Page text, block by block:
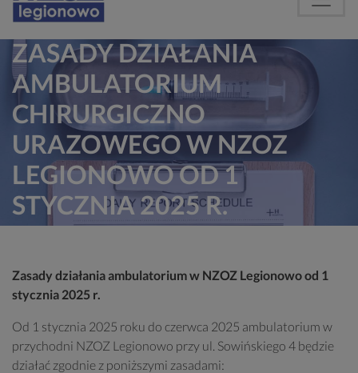
ZASADY DZIAŁANIA
AMBULATORIUM
CHIRURGICZNO
URAZOWEGO W NZOZ
LEGIONOWO OD 1
STYCZNIA 2025 R.
Zasady działania ambulatorium w NZOZ Legionowo od 1
stycznia 2025 r.
Od 1 stycznia 2025 roku do czerwca 2025 ambulatorium w
przychodni NZOZ Legionowo przy ul. Sowińskiego 4 będzie
działać zgodnie z poniższymi zasadami: